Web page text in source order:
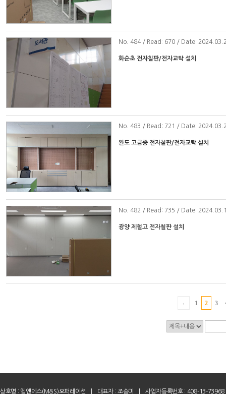
No . 484 / Read: 670 / Date:
화순초 전자칠판/전자교탁 설치
No . 483 / Read: 721 / Date:
완도 고금중 전자칠판/전자교탁 설치
No . 482 / Read: 735 / Date:
광양 제철고 전자칠판 설치
‹ 1 2 3
상호명 : 엠앤에스(M&S)오퍼레이션 대표자 : 조송미 사업자등록번호 : 408-13-73968